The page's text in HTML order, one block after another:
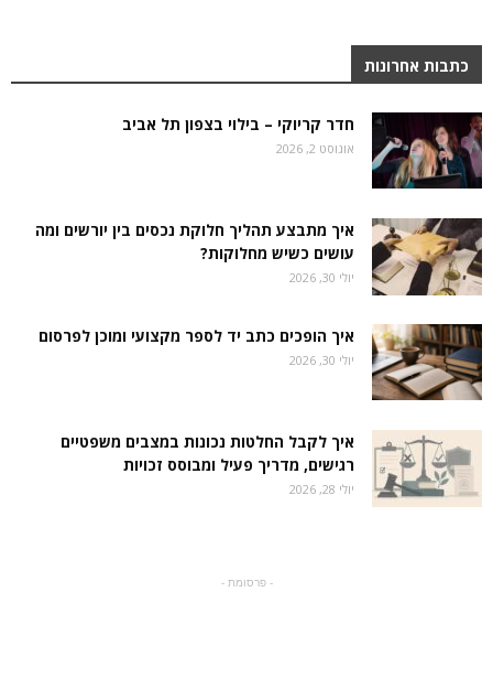
כתבות אחרונות
חדר קריוקי – בילוי בצפון תל אביב
אוגוסט 2, 2026
איך מתבצע תהליך חלוקת נכסים בין יורשים ומה
עושים כשיש מחלוקות?
יולי 30, 2026
איך הופכים כתב יד לספר מקצועי ומוכן לפרסום
יולי 30, 2026
איך לקבל החלטות נכונות במצבים משפטיים
רגישים, מדריך פעיל ומבוסס זכויות
יולי 28, 2026
- פרסומת -